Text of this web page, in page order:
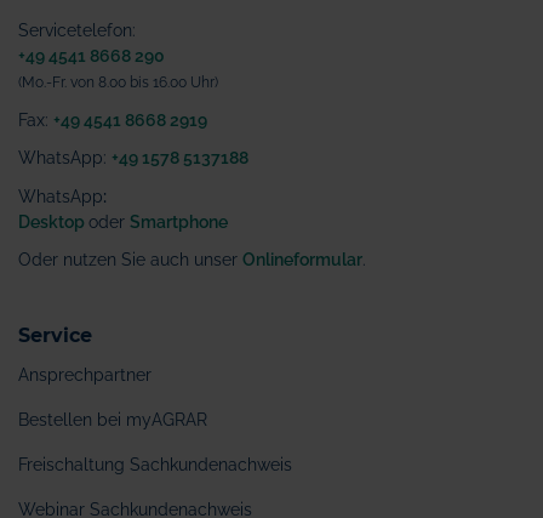
Servicetelefon:
+49 4541 8668 290
(Mo.-Fr. von 8.00 bis 16.00 Uhr)
Fax: +49 4541 8668 2919
WhatsApp: +49 1578 5137188
WhatsApp:
Desktop oder Smartphone
Oder nutzen Sie auch unser Onlineformular
Service
Ansprechpartner
Bestellen bei myAGRAR
Freischaltung Sachkundenachweis
Webinar Sachkundenachweis